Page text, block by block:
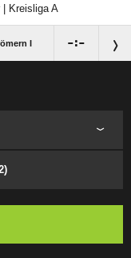
Kreisliga A
I :